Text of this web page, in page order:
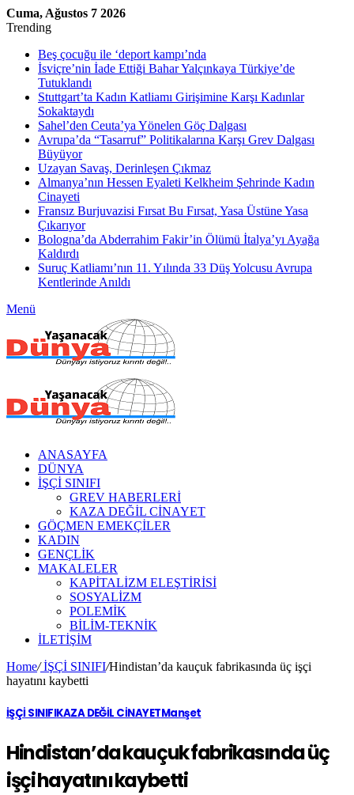
Cuma, Ağustos 7 2026
Trending
Beş çocuğu ile ‘deport kampı’nda
İsviçre’nin İade Ettiği Bahar Yalçınkaya Türkiye’de
Tutuklandı
Stuttgart’ta Kadın Katliamı Girişimine Karşı Kadınlar
Sokaktaydı
Sahel’den Ceuta’ya Yönelen Göç Dalgası
Avrupa’da “Tasarruf” Politikalarına Karşı Grev Dalgası
Büyüyor
Uzayan Savaş, Derinleşen Çıkmaz
Almanya’nın Hessen Eyaleti Kelkheim Şehrinde Kadın
Cinayeti
Fransız Burjuvazisi Fırsat Bu Fırsat, Yasa Üstüne Yasa
Çıkarıyor
Bologna’da Abderrahim Fakir’in Ölümü İtalya’yı Ayağa
Kaldırdı
Suruç Katliamı’nın 11. Yılında 33 Düş Yolcusu Avrupa
Kentlerinde Anıldı
Menü
ANASAYFA
DÜNYA
İŞÇİ SINIFI
GREV HABERLERİ
KAZA DEĞİL CİNAYET
GÖÇMEN EMEKÇİLER
KADIN
GENÇLİK
MAKALELER
KAPİTALİZM ELEŞTİRİSİ
SOSYALİZM
POLEMİK
BİLİM-TEKNİK
ILETIŞIM
Home/İŞÇİ SINIFI/Hindistan’da kauçuk fabrikasında üç işçi
hayatını kaybetti
İŞÇİ SINIFIKAZA DEĞİL CİNAYETManşet
Hindistan’da kauçuk fabrikasında üç
işçi hayatını kaybetti